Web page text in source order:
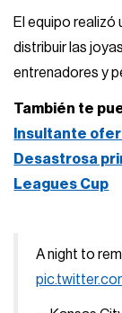
El equipo realizó
distribuir las
entrenadores y
También te
Insultante
Desastrosa
Leagues Cup
A night to